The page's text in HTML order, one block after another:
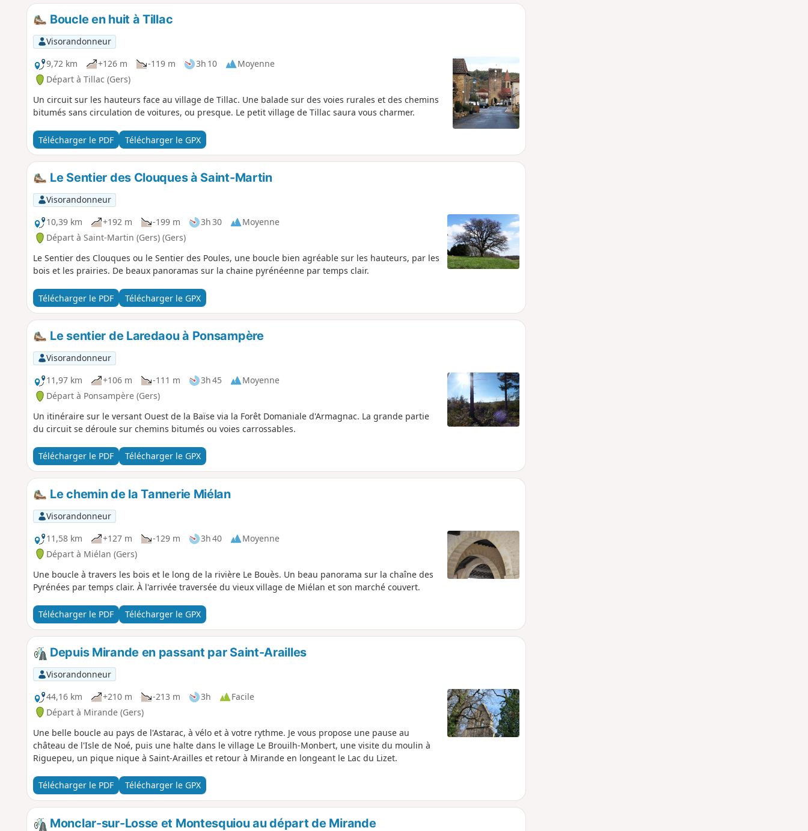
Boucle en huit à Tillac
Visorandonneur
9,72 km
+126 m -119 m 3h 10
Moyenne
Départ à Tillac (Gers)
Un circuit sur les hauteurs face au village de Tillac. Une balade sur des voies rurales et des chemins
bitumés sans circulation de voitures, ou presque. Le petit village de Tillac saura vous charmer.
Télécharger le PDF Télécharger le GPX
Le Sentier des Clouques à Saint-Martin
Visorandonneur
10,39 km
+192 m -199 m 3h 30
Moyenne
Départ à Saint-Martin (Gers) (Gers)
Le Sentier des Clouques ou le Sentier des Poules, une boucle bien agréable sur les hauteurs, par les
bois et les prairies. De beaux panoramas sur la chaine pyrénéenne par temps clair.
Télécharger le PDF Télécharger le GPX
Le sentier de Laredaou à Ponsampère
Visorandonneur
11,97 km
+106 m -111 m 3h 45
Moyenne
Départ à Ponsampère (Gers)
Un itinéraire sur le versant Ouest de la Baïse via la Forêt Domaniale d'Armagnac. La grande partie
du circuit se déroule sur chemins bitumés ou voies carrossables.
Télécharger le PDF Télécharger le GPX
Le chemin de la Tannerie Miélan
Visorandonneur
11,58 km
+127 m -129 m 3h 40
Moyenne
Départ à Miélan (Gers)
Une boucle à travers les bois et le long de la rivière Le Bouès. Un beau panorama sur la chaîne des
Pyrénées par temps clair. À l'arrivée traversée du vieux village de Miélan et son marché couvert.
Télécharger le PDF Télécharger le GPX
Depuis Mirande en passant par Saint-Arailles
Visorandonneur
44,16 km
+210 m -213 m 3h
Facile
Départ à Mirande (Gers)
Une belle boucle au pays de l'Astarac, à vélo et à votre rythme. Je vous propose une pause au
château de l'Isle de Noé, puis une halte dans le village Le Brouilh-Monbert, une visite du moulin à
Riguepeu, un pique nique à Saint-Arailles et retour à Mirande en longeant le Lac du Lizet.
Télécharger le PDF Télécharger le GPX
Monclar-sur-Losse et Montesquiou au départ de Mirande